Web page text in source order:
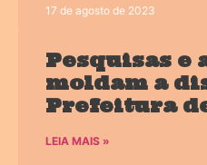
17 de agosto de 2023
Pesquisas e
moldam a
Prefeitura
LEIA MAIS »